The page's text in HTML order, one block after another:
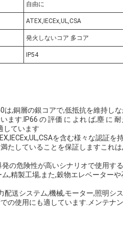
自由に
ATEX,IECEx,UL,CSA
発火しないコア 多コア
IP54
は,銅層の銀コアで,低抵抗を維持し
ます.IP66 の 評価 に よれ ば,塵 に
しています
を含む様々な認証
たしていることを保証しますこれ
の危険性が高いシナリオで使用す
,精製工場,また,穀物エレベーター
配送システム,機械,モーター,照明シ
の使用にも適しています.メンテナ